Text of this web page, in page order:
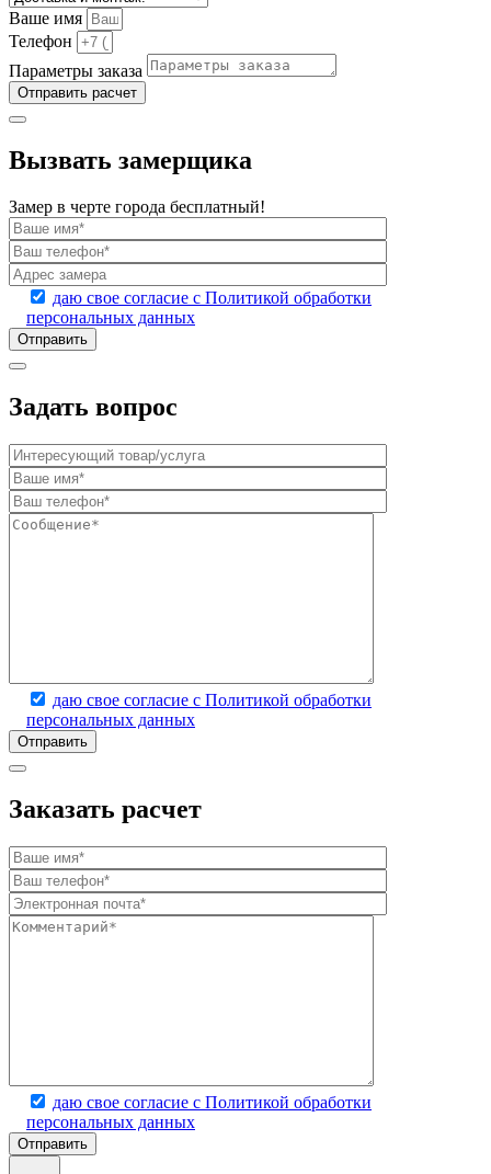
Ваше имя
Телефон
Параметры заказа
Отправить расчет
Вызвать замерщика
Замер в черте города бесплатный!
даю свое согласие с Политикой обработки
персональных данных
Задать вопрос
даю свое согласие с Политикой обработки
персональных данных
Заказать расчет
даю свое согласие с Политикой обработки
персональных данных